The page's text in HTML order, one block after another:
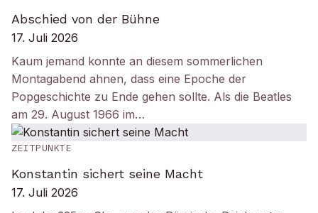
Abschied von der Bühne
17. Juli 2026
Kaum jemand konnte an diesem sommerlichen
Montagabend ahnen, dass eine Epoche der
Popgeschichte zu Ende gehen sollte. Als die Beatles
am 29. August 1966 im…
ZEITPUNKTE
Konstantin sichert seine Macht
17. Juli 2026